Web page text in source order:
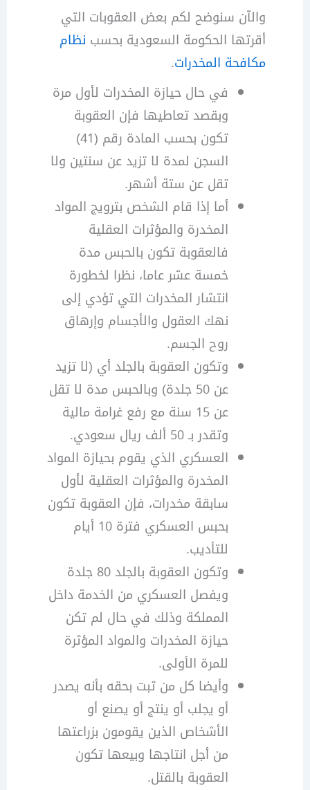
والآن سنوضح لكم بعض العقوبات التي
أقرتها الحكومة السعودية بحسب نظام
مكافحة المخدرات.
في حال حيازة المخدرات لأول مرة
وبقصد تعاطيها فإن العقوبة
تكون بحسب المادة رقم (41)
السجن لمدة لا تزيد عن سنتين ولا
تقل عن ستة أشهر.
أما إذا قام الشخص بترويج المواد
المخدرة والمؤثرات العقلية
فالعقوبة تكون بالحبس مدة
خمسة عشر عاما، نظرا لخطورة
انتشار المخدرات التي تؤدي إلى
نهك العقول والأجسام وإرهاق
روح الجسم.
وتكون العقوبة بالجلد أي (لا تزيد
عن 50 جلدة) وبالحبس مدة لا تقل
عن 15 سنة مع رفع غرامة مالية
وتقدر بـ 50 ألف ريال سعودي.
العسكري الذي يقوم بحيازة المواد
المخدرة والمؤثرات العقلية لأول
سابقة مخدرات، فإن العقوبة تكون
بحبس العسكري فترة 10 أيام
للتأديب.
وتكون العقوبة بالجلد 80 جلدة
ويفصل العسكري من الخدمة داخل
المملكة وذلك في حال لم تكن
حيازة المخدرات والمواد المؤثرة
للمرة الأولى.
وأيضا كل من ثبت بحقه بأنه يصدر
أو يجلب أو ينتج أو يصنع أو
الأشخاص الذين يقومون بزراعتها
من أجل انتاجها وبيعها تكون
العقوبة بالقتل.